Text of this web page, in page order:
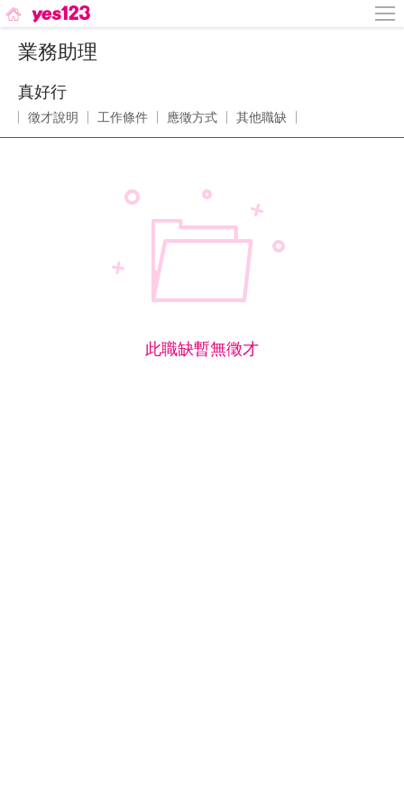
業務助理
真好行
徵才說明 工作條件 應徵方式 其他職缺
此職缺暫無徵才